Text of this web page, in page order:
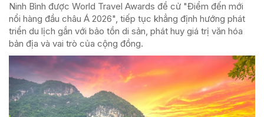
Ninh Bình được World Travel Awards đề cử "Điểm đến mới
nổi hàng đầu châu Á 2026", tiếp tục khẳng định hướng phát
triển du lịch gắn với bảo tồn di sản, phát huy giá trị văn hóa
bản địa và vai trò của cộng đồng.